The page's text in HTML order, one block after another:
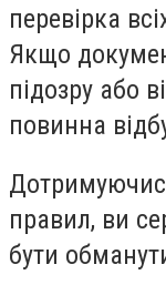
перевірка
Якщо
підозру або
повинна
правил, ви
бути